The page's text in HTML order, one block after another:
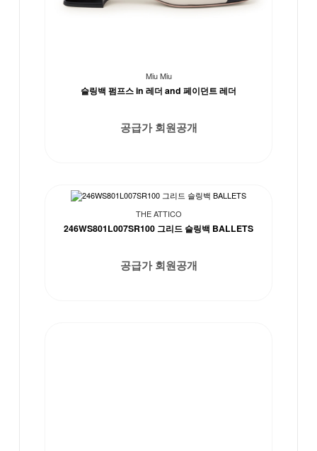
Miu Miu
슬링백 펌프스 in 레더 and 페이던트 레더
공급가 회원공개
THE ATTICO
246WS801L007SR100 그리드 슬링백 BALLETS
공급가 회원공개